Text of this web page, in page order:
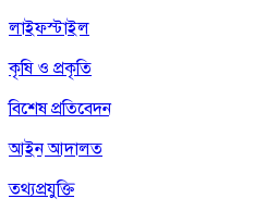
লাইফস্টাইল
কৃষি ও প্রকৃতি
বিশেষ প্রতিবেদন
আইন আদালত
তথ্যপ্রযুক্তি